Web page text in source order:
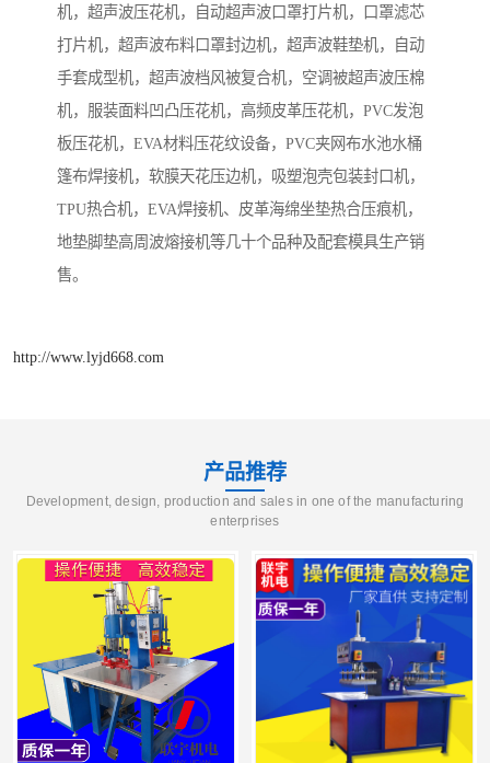
机，超声波压花机，自动超声波口罩打片机，口罩滤芯
打片机，超声波布料口罩封边机，超声波鞋垫机，自动
手套成型机，超声波档风被复合机，空调被超声波压棉
机，服装面料凹凸压花机，高频皮革压花机，PVC发泡
板压花机，EVA材料压花纹设备，PVC夹网布水池水桶
篷布焊接机，软膜天花压边机，吸塑泡壳包装封口机，
TPU热合机，EVA焊接机、皮革海绵坐垫热合压痕机，
地垫脚垫高周波熔接机等几十个品种及配套模具生产销
售。
http://www.lyjd668.com
产品推荐
Development, design, production and sales in one of the manufacturing
enterprises